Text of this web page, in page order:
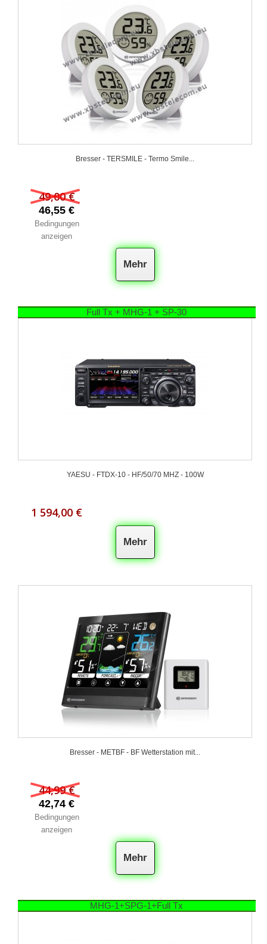
Bresser - TERSMILE - Termo Smile...
49,00 €
46,55 €
Bedingungen
anzeigen
Mehr
Full Tx + MHG-1 + SP-30
YAESU - FTDX-10 - HF/50/70 MHZ - 100W
1 594,00 €
Mehr
Bresser - METBF - BF Wetterstation mit...
44,99 €
42,74 €
Bedingungen
anzeigen
Mehr
MHG-1+SPG-1+Full Tx